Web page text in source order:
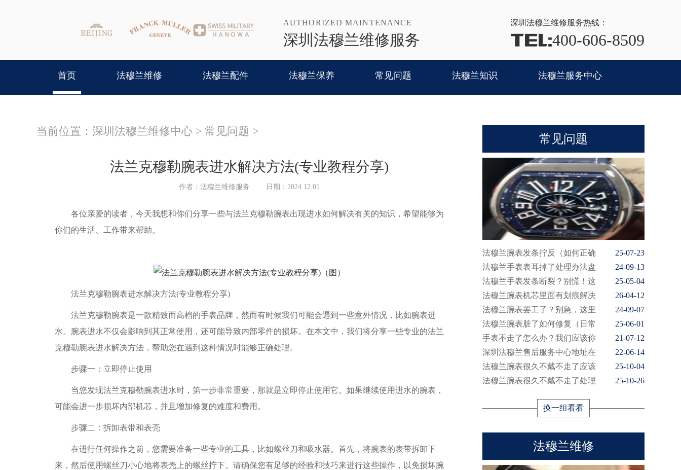
AUTHORIZED MAINTENANCE
深圳法穆兰维修服务
深圳法穆兰维修服务热线：
TEL:400-606-8509
首页 法穆兰维修 法穆兰配件 法穆兰保养 常见问题 法穆兰知识 法穆兰服务中心
当前位置： 深圳法穆兰维修中心 > 常见问题 >
法兰克穆勒腕表进水解决方法(专业教程分享)
作者：法穆兰维修服务 日期：2024.12.01
各位亲爱的读者，今天我想和你们分享一些与法兰克穆勒腕表出现进水如何解决有关的知识，希望能够为
你们的生活、工作带来帮助。
法兰克穆勒腕表进水解决方法(专业教程分享)
法兰克穆勒腕表是一款精致而高档的手表品牌，然而有时候我们可能会遇到一些意外情况，比如腕表进
水。腕表进水不仅会影响到其正常使用，还可能导致内部零件的损坏。在本文中，我们将分享一些专业的法兰
克穆勒腕表进水解决方法，帮助您在遇到这种情况时能够正确处理。
步骤一：立即停止使用
当您发现法兰克穆勒腕表进水时，第一步非常重要，那就是立即停止使用它。如果继续使用进水的腕表，
可能会进一步损坏内部机芯，并且增加修复的难度和费用。
步骤二：拆卸表带和表壳
在进行任何操作之前，您需要准备一些专业的工具，比如螺丝刀和吸水器。首先，将腕表的表带拆卸下
来，然后使用螺丝刀小心地将表壳上的螺丝拧下。请确保您有足够的经验和技巧来进行这些操作，以免损坏腕
常见问题
法穆兰腕表发条拧反（如何正确
25-07-23
法穆兰手表表耳掉了处理办法盘
24-09-13
法穆兰手表发条断裂？别慌！这
25-05-04
法穆兰腕表机芯里面有划痕解决
26-04-12
法穆兰腕表罢工了？别急，这里
24-09-07
法穆兰腕表脏了如何修复（日常
25-06-01
手表不走了怎么办？我们应该你
21-07-12
深圳法穆兰售后服务中心地址在
22-06-14
法穆兰腕表很久不戴不走了应该
25-10-04
法穆兰腕表很久不戴不走了处理
25-10-26
换一组看看
法穆兰维修